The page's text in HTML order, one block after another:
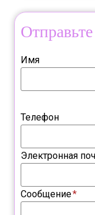
Имя
Телефон
Электронная
Сообщение*